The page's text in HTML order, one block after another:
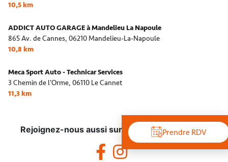
10,5 km
ADDICT AUTO GARAGE à Mandelieu La Napoule
865 Av. de Cannes, 06210 Mandelieu-La-Napoule
10,8 km
Meca Sport Auto - Technicar Services
3 Chemin de l'Orme, 06110 Le Cannet
11,3 km
Prendre RDV
Rejoignez-nous aussi sur les réseaux sociaux !